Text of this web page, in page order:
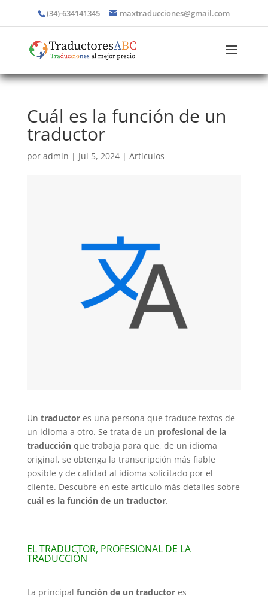
(34)-634141345 maxtraducciones@gmail.com
Cuál es la función de un
traductor
por admin | Jul 5, 2024| Artículos
Un traductores una persona que traduce textos de
un idioma a otro. Se trata de un profesional de la
traducciónque trabaja para que, de un idioma
original, se obtenga la transcripción más fiable
posible y de calidad al idioma solicitado por el
cliente. Descubre en este artículo más detalles sobre
cuál es la función de un traductor.
EL TRADUCTOR, PROFESIONAL DE LA
TRADUCCIÓN
La principal función de un traductor es